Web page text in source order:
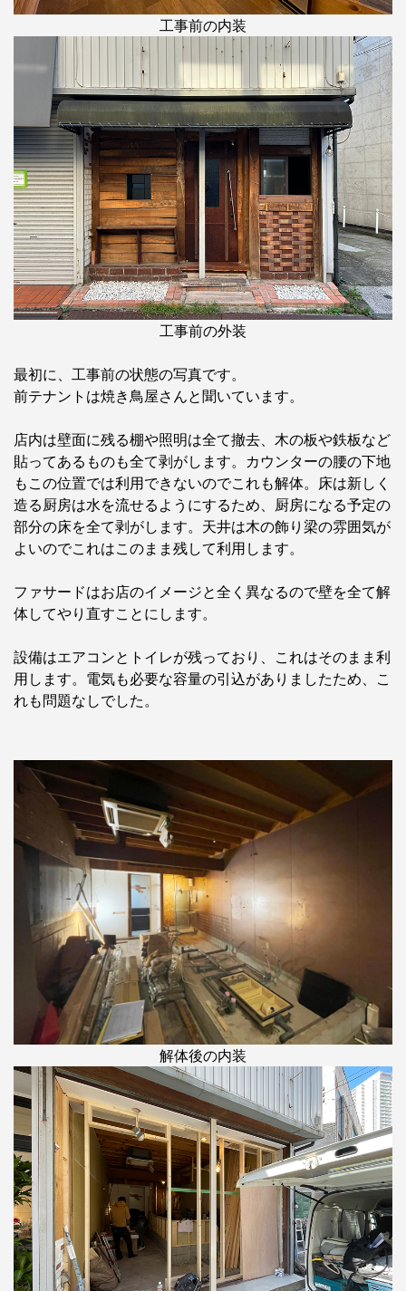
工事前の内装
工事前の外装
最初に、工事前の状態の写真です。
前テナントは焼き鳥屋さんと聞いています。
店内は壁面に残る棚や照明は全て撤去、木の板や鉄板など
貼ってあるものも全て剥がします。カウンターの腰の下地
もこの位置では利用できないのでこれも解体。床は新しく
造る厨房は水を流せるようにするため、厨房になる予定の
部分の床を全て剥がします。天井は木の飾り梁の雰囲気が
よいのでこれはこのまま残して利用します。
ファサードはお店のイメージと全く異なるので壁を全て解
体してやり直すことにします。
設備はエアコンとトイレが残っており、これはそのまま利
用します。電気も必要な容量の引込がありましたため、こ
れも問題なしでした。
解体後の内装